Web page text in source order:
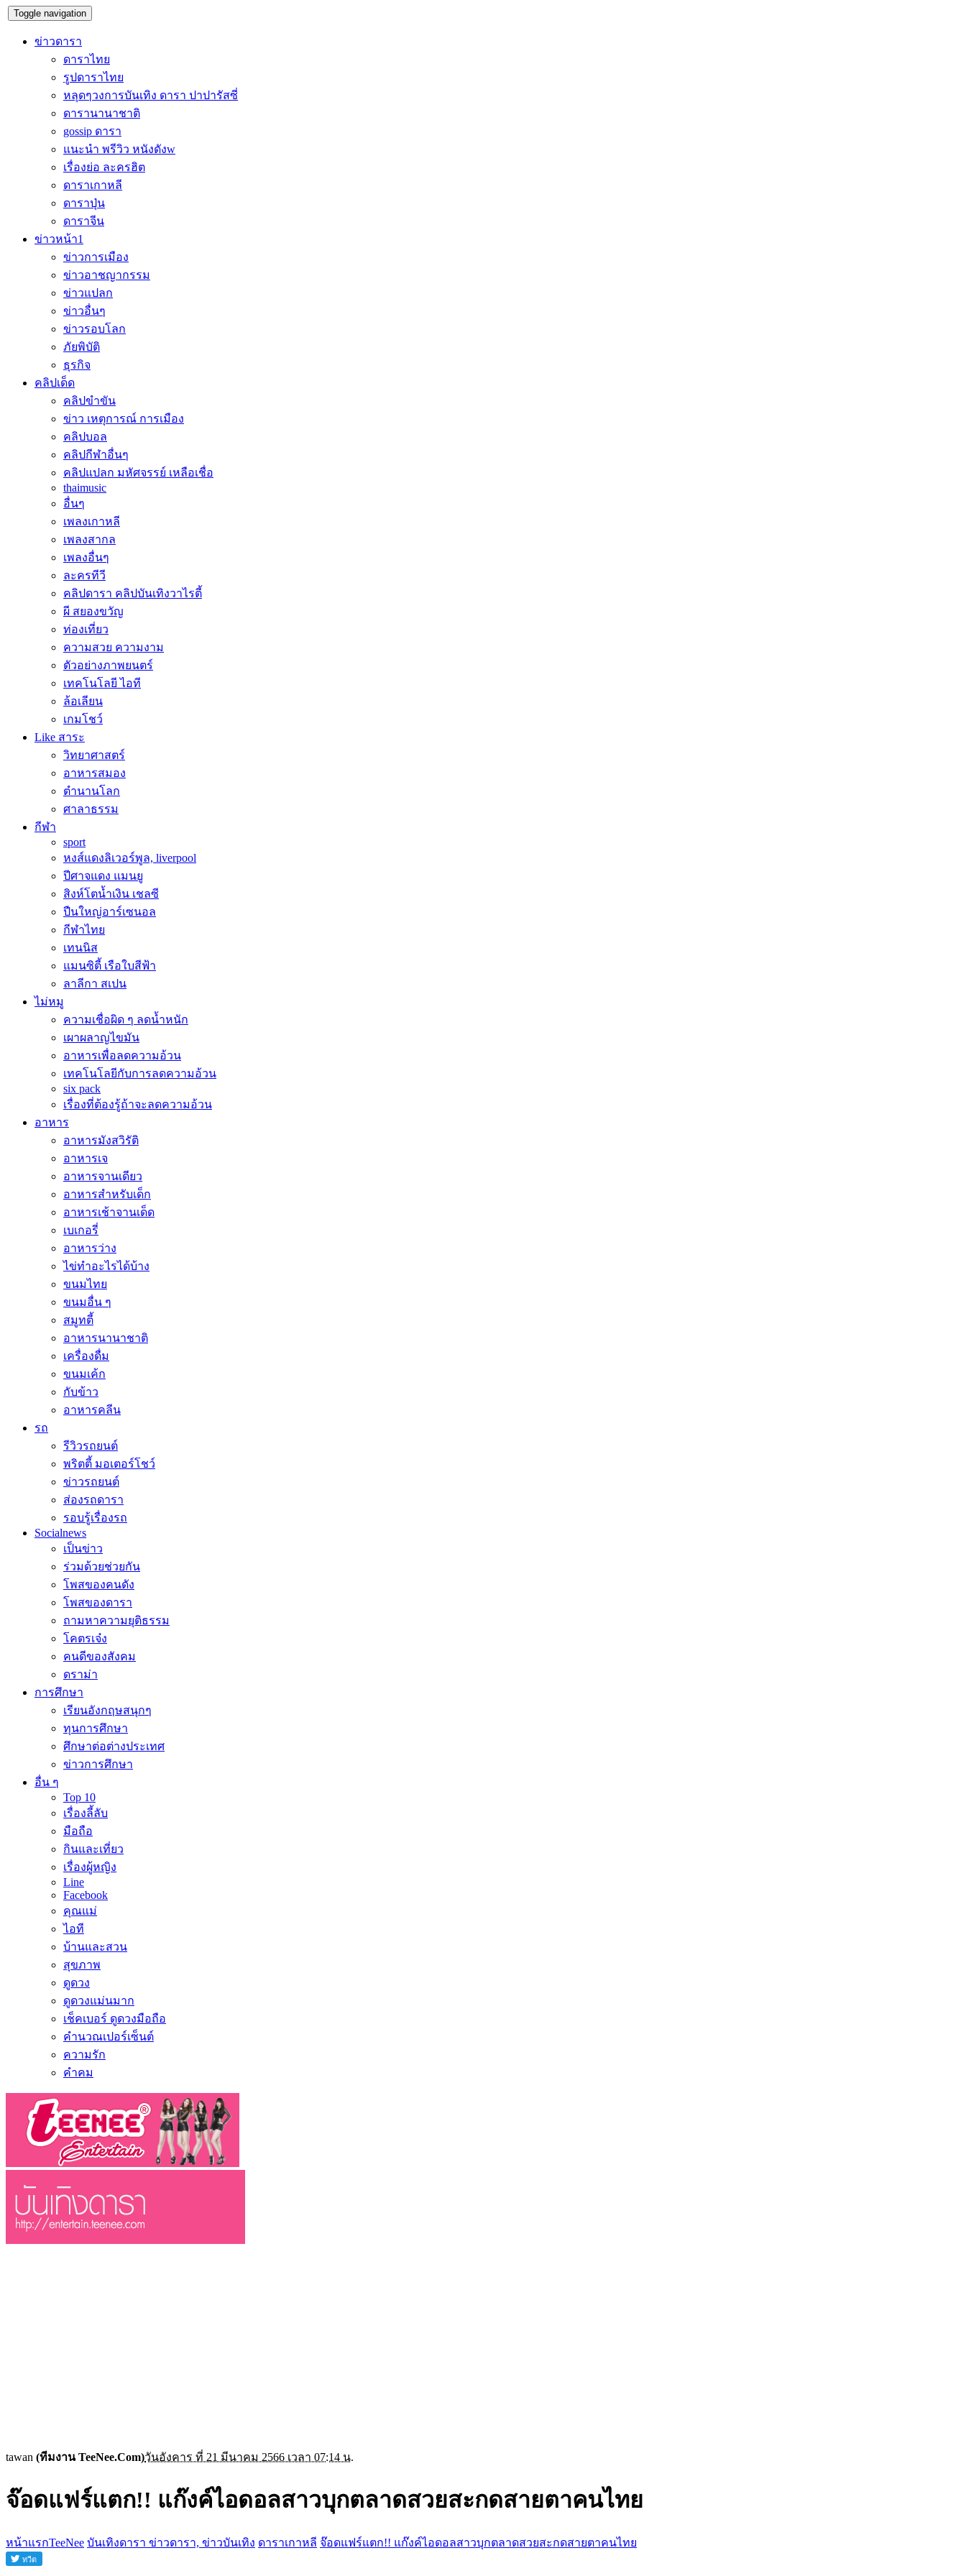
Toggle navigation
ข่าวดารา
ดาราไทย
รูปดาราไทย
หลุดๆวงการบันเทิง ดารา ปาปารัสซี่
ดารานานาชาติ
gossip ดารา
แนะนำ พรีวิว หนังดังw
เรื่องย่อ ละครฮิต
ดาราเกาหลี
ดาราปุ่น
ดาราจีน
ข่าวหน้า1
ข่าวการเมือง
ข่าวอาชญากรรม
ข่าวแปลก
ข่าวอื่นๆ
ข่าวรอบโลก
ภัยพิบัติ
ธุรกิจ
คลิปเด็ด
คลิปขำขัน
ข่าว เหตุการณ์ การเมือง
คลิปบอล
คลิปกีฬาอื่นๆ
คลิปแปลก มหัศจรรย์ เหลือเชื่อ
thaimusic
อื่นๆ
เพลงเกาหลี
เพลงสากล
เพลงอื่นๆ
ละครทีวี
คลิปดารา คลิปบันเทิงวาไรตี้
ผี สยองขวัญ
ท่องเที่ยว
ความสวย ความงาม
ตัวอย่างภาพยนตร์
เทคโนโลยี ไอที
ล้อเลียน
เกมโชว์
Like สาระ
วิทยาศาสตร์
อาหารสมอง
ตำนานโลก
ศาลาธรรม
กีฬา
sport
หงส์แดงลิเวอร์พูล, liverpool
ปีศาจแดง แมนยู
สิงห์โตน้ำเงิน เชลซี
ปืนใหญ่อาร์เซนอล
กีฬาไทย
เทนนิส
แมนซิตี้ เรือใบสีฟ้า
ลาลีกา สเปน
ไม่หมู
ความเชื่อผิด ๆ ลดน้ำหนัก
เผาผลาญไขมัน
อาหารเพื่อลดความอ้วน
เทคโนโลยีกับการลดความอ้วน
six pack
เรื่องที่ต้องรู้ถ้าจะลดความอ้วน
อาหาร
อาหารมังสวิรัติ
อาหารเจ
อาหารจานเดียว
อาหารสำหรับเด็ก
อาหารเช้าจานเด็ด
เบเกอรี่
อาหารว่าง
ไข่ทำอะไรได้บ้าง
ขนมไทย
ขนมอื่น ๆ
สมูทตี้
อาหารนานาชาติ
เครื่องดื่ม
ขนมเค้ก
กับข้าว
อาหารคลีน
รถ
รีวิวรถยนต์
พริตตี้ มอเตอร์โชว์
ข่าวรถยนต์
ส่องรถดารา
รอบรู้เรื่องรถ
Socialnews
เป็นข่าว
ร่วมด้วยช่วยกัน
โพสของคนดัง
โพสของดารา
ถามหาความยุติธรรม
โคตรเจ๋ง
คนดีของสังคม
ดราม่า
การศึกษา
เรียนอังกฤษสนุกๆ
ทุนการศึกษา
ศึกษาต่อต่างประเทศ
ข่าวการศึกษา
อื่น ๆ
Top 10
เรื่องลี้ลับ
มือถือ
กินและเที่ยว
เรื่องผู้หญิง
Line
Facebook
คุณแม่
ไอที
บ้านและสวน
สุขภาพ
ดูดวง
ดูดวงแม่นมาก
เช็คเบอร์ ดูดวงมือถือ
คำนวณเปอร์เซ็นต์
ความรัก
คำคม
tawan (ทีมงาน TeeNee.Com)วันอังคาร ที่ 21 มีนาคม 2566 เวลา 07:14 น.
จ๊อดแฟร์แตก!! แก๊งค์ไอดอลสาวบุกตลาดสวยสะกดสายตาคนไทย
หน้าแรกTeeNee บันเทิงดารา ข่าวดารา, ข่าวบันเทิง ดาราเกาหลี จ๊อดแฟร์แตก!! แก๊งค์ไอดอลสาวบุกตลาดสวยสะกดสายตาคนไทย